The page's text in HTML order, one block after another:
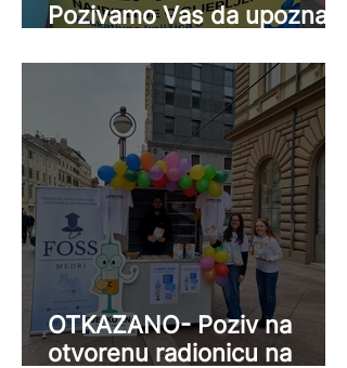
Pozivamo Vas da upoznate
OTKAZANO- Poziv na
otvorenu radionicu na